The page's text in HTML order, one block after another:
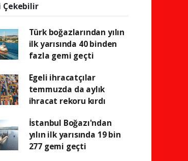
Çekebilir
Türk boğazlarından yılın
ilk yarısında 40 binden
fazla gemi geçti
Egeli ihracatçılar
temmuzda da aylık
ihracat rekoru kırdı
İstanbul Boğazı'ndan
yılın ilk yarısında 19 bin
277 gemi geçti